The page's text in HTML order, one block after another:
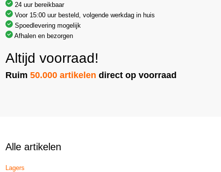
24 uur bereikbaar
Voor 15:00 uur besteld, volgende werkdag in huis
Spoedlevering mogelijk
Afhalen en bezorgen
Altijd voorraad!
Ruim50.000 artikelen direct op voorraad
Alle artikelen
Lagers